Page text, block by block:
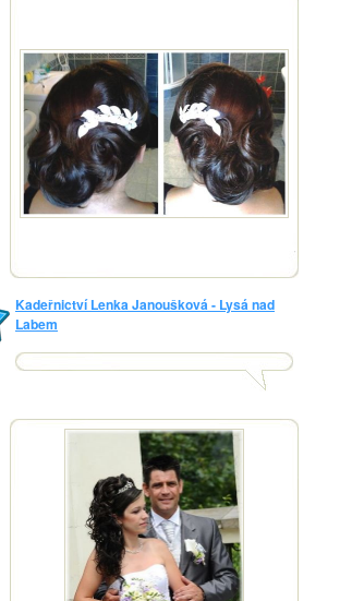
Kadeřnictví Lenka Janoušková - Lysá nad
Labem